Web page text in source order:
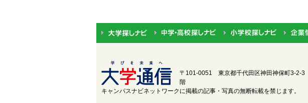
中国 鳥取
〒101-0051 東京都千代田区神田神保町3-2-3
階
キャンパスナビネットワークに掲載の記事・写真の無断転載を禁じます。